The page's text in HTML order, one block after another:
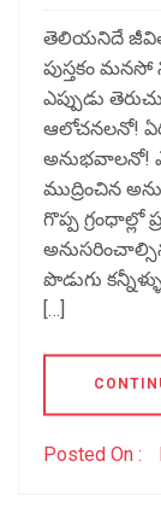
తెలియనిదే
పుస్తకం
ఎప్పుడు
ఆలోచనలనో!
అనుభవాలనో!
ముద్రించిన
గొప్ప
పొడుగు
[…]
Posted On :